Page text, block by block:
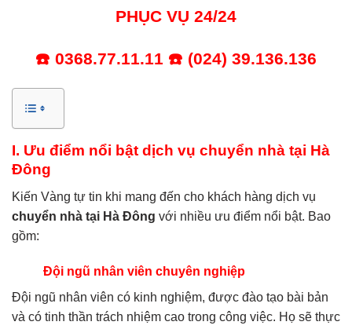
PHỤC VỤ 24/24
☎️ 0368.77.11.11 ☎️ (024) 39.136.136
I. Ưu điểm nổi bật dịch vụ chuyển nhà tại Hà
Đông
Kiến Vàng tự tin khi mang đến cho khách hàng dịch vụ
chuyển nhà tại Hà Đông với nhiều ưu điểm nổi bật. Bao
gồm:
Đội ngũ nhân viên chuyên nghiệp
Đội ngũ nhân viên có kinh nghiệm, được đào tạo bài bản
và có tinh thần trách nhiệm cao trong công việc. Họ sẽ thực